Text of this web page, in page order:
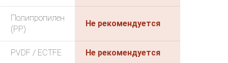
Полипропилен
(PP)
Не рекомендуется
PVDF / ECTFE Не рекомендуется